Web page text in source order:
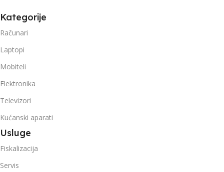
Kategorije
Računari
Laptopi
Mobiteli
Elektronika
Televizori
Kućanski aparati
Usluge
Fiskalizacija
Servis